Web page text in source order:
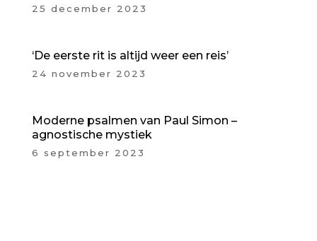
25 december 2023
‘De eerste rit is altijd weer een reis’
24 november 2023
Moderne psalmen van Paul Simon –
agnostische mystiek
6 september 2023